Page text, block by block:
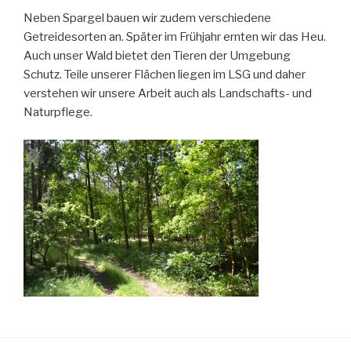
Neben Spargel bauen wir zudem verschiedene
Getreidesorten an. Später im Frühjahr ernten wir das Heu.
Auch unser Wald bietet den Tieren der Umgebung
Schutz. Teile unserer Flächen liegen im LSG und daher
verstehen wir unsere Arbeit auch als Landschafts- und
Naturpflege.